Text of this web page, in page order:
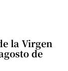
la Virgen
de